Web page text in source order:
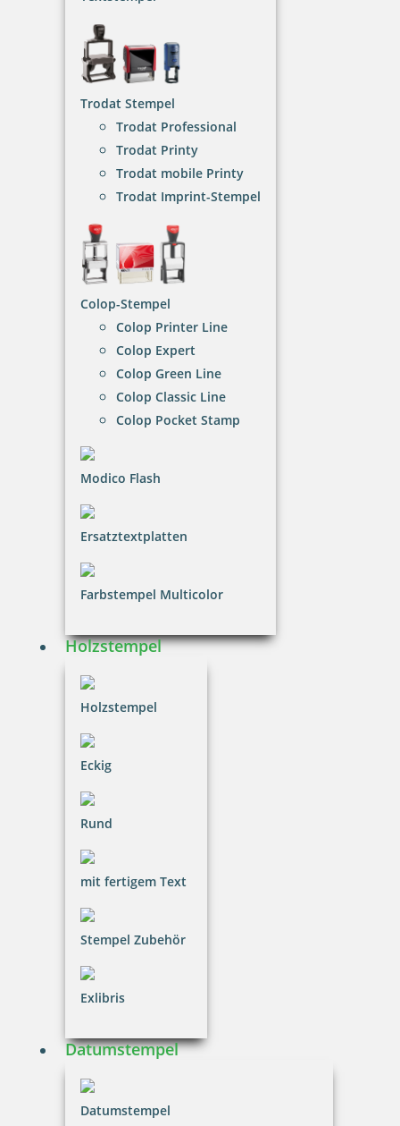
Trodat Stempel
Trodat Professional
Trodat Printy
Trodat mobile Printy
Trodat Imprint-Stempel
Colop-Stempel
Colop Printer Line
Colop Expert
Colop Green Line
Colop Classic Line
Colop Pocket Stamp
Modico Flash
Ersatztextplatten
Farbstempel Multicolor
Holzstempel
Holzstempel
Eckig
Rund
mit fertigem Text
Stempel Zubehör
Exlibris
Datumstempel
Datumstempel
Diese Stempelfarben sind sehr gut geeignet für
Bereiche der Industrie.
NACH WUNSCHSTEMPEL FILTERN
€-
7 Artikel in der Kategorie
Metallstempelfarbe 8080 P 250 ml Schwarz
41,54 €
inkl. 20.00 % Mwst.
Kupietz Metallstempelfarbe BA 4710 50 ml
Metallstempelfarbe 8080 P 1 Liter Schwarz